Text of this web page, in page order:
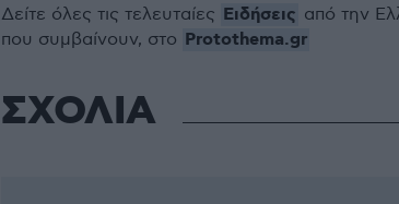
Δείτε όλες τις τελευταίες Ειδήσεις από την
που συμβαίνουν, στο Protothema.gr
ΣΧΟΛΙΑ